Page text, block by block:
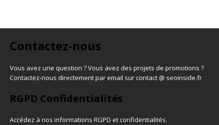
Contactez-nous
Vous avez une question ? Vous avez des projets de promotions ?
Contactez-nous directement par email sur contact @ seoinside.fr
RGPD Confidentialités
Accédez à nos informations RGPD et confidentialités.